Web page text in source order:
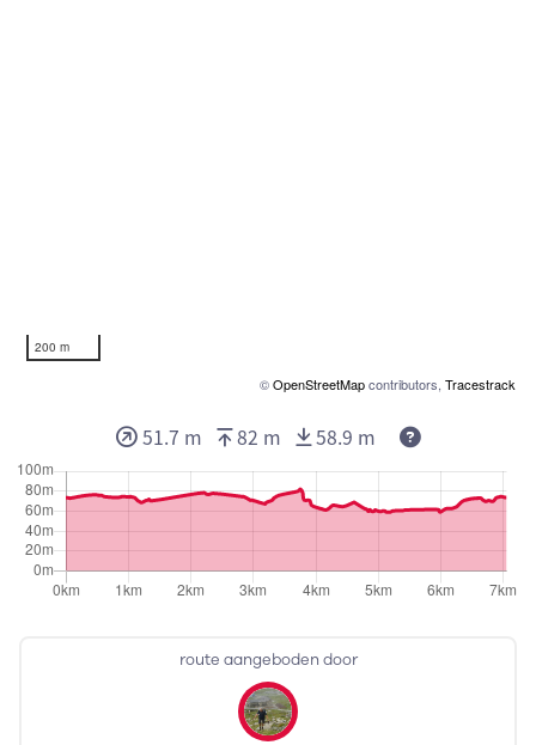
200 m
©OpenStreetMapcontributors, Tracestrack
route aangeboden door
51.7 m 82 m 58.9 m